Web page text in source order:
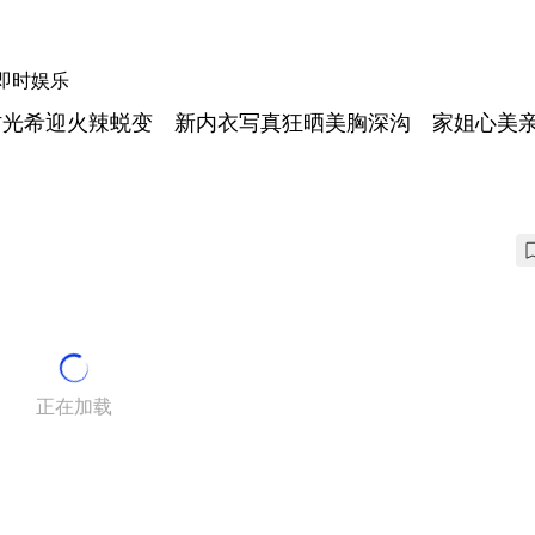
时娱乐
希迎火辣蜕变 新内衣写真狂晒美胸深沟 家姐心美
正在加载